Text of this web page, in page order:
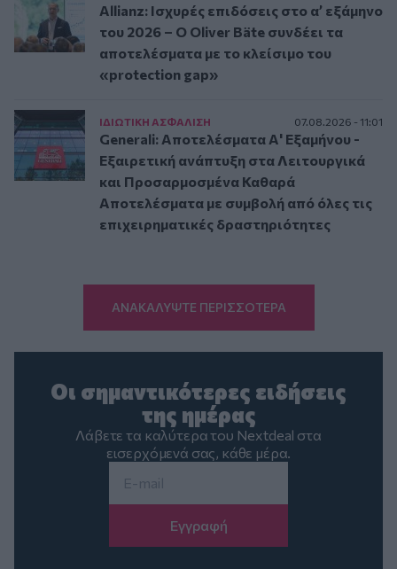
Allianz: Ισχυρές επιδόσεις στο α’ εξάμηνο
του 2026 – Ο Oliver Bäte συνδέει τα
αποτελέσματα με το κλείσιμο του
«protection gap»
ΙΔΙΩΤΙΚΗ ΑΣΦAΛΙΣΗ 07.08.2026 - 11:01
Generali: Αποτελέσματα Α' Εξαμήνου -
Εξαιρετική ανάπτυξη στα Λειτουργικά
και Προσαρμοσμένα Καθαρά
Αποτελέσματα με συμβολή από όλες τις
επιχειρηματικές δραστηριότητες
ΑΝΑΚΑΛΥΨΤΕ ΠΕΡΙΣΣΟΤΕΡΑ
Οι σημαντικότερες ειδήσεις
της ημέρας
Λάβετε τα καλύτερα του Nextdeal στα
εισερχόμενά σας, κάθε μέρα.